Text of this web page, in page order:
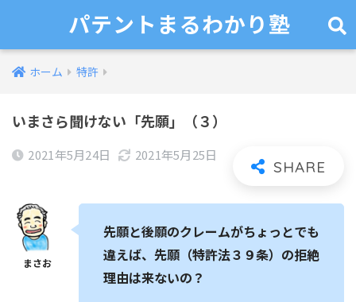
パテントまるわかり塾
ホーム 特許
いまさら聞けない「先願」（３）
2021年5月24日 2021年5月25日
先願と後願のクレームがちょっとでも
違えば、先願（特許法３９条）の拒絶
理由は来ないの？